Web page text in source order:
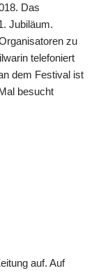
Das
Jubiläum.
zu
telefoniert
dem Festival ist
besucht
auf. Auf